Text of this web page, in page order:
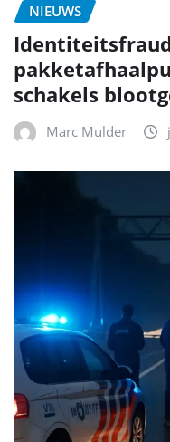
NIEUWS
schakels
Marc Mulder